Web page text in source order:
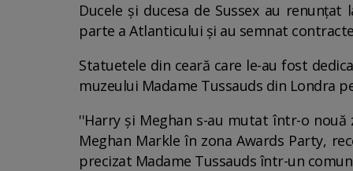
Ducele şi ducesa de Sussex au
parte a Atlanticului şi au semnat
Statuetele din ceară care le-au fost
muzeului Madame Tussauds din Londra
''Harry şi Meghan s-au mutat într-o
Meghan Markle în zona Awards Party,
precizat Madame Tussauds într-un